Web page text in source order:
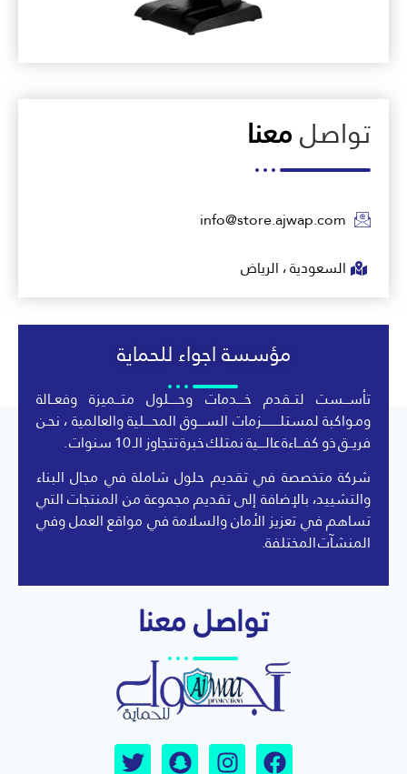
تواصلمعنا
info@store.ajwap.com
السعودية ، الرياض
مؤسسة اجواء للحماية
تأســـست لتــقدم خــــدمات وحـــــلول متـــميزة وفعــالة
ومـواكبة لمستلــــــــــزمات الســــوق المحــــلية والعالمية ، نحـن
فريــق ذو كفـــاءة عالــــية نمتلك خبرة تتجاوز الـ 10 سنوات .
شركة متخصصة في تقديم حلول شاملة في مجال البناء
والتشييد، بالإضافة إلى تقديم مجموعة من المنتجات التي
تساهم في تعزيز الأمان والسلامة في مواقع العمل وفي
المنشآت المختلفة.
تواصل معنا